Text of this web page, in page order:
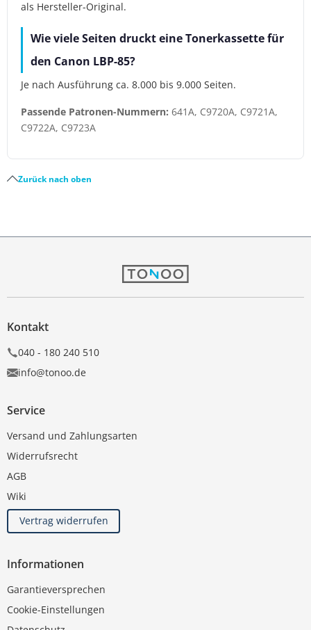
als Hersteller-Original.
Wie viele Seiten druckt eine Tonerkassette für
den Canon LBP-85?
Je nach Ausführung ca. 8.000 bis 9.000 Seiten.
Passende Patronen-Nummern: 641A, C9720A, C9721A,
C9722A, C9723A
Zurück nach oben
Kontakt
040 - 180 240 510
info@tonoo.de
Service
Versand und Zahlungsarten
Widerrufsrecht
AGB
Wiki
Vertrag widerrufen
Informationen
Garantieversprechen
Cookie-Einstellungen